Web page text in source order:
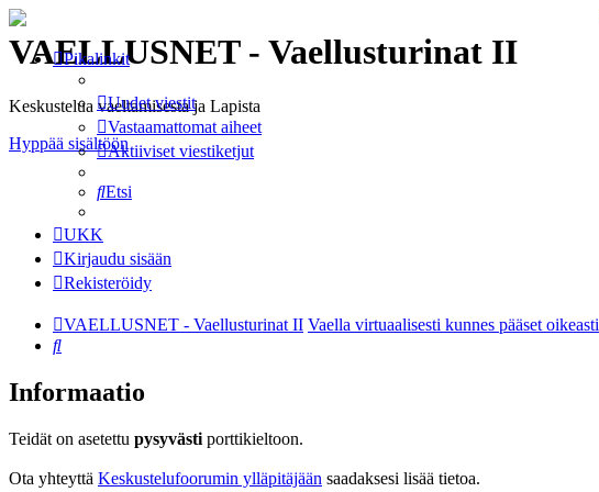
VAELLUSNET - Vaellusturinat II
Keskustelua vaeltamisesta ja Lapista
Hyppää sisältöön
Pikalinkit
Uudet viestit
Vastaamattomat aiheet
Aktiiviset viestiketjut
Etsi
UKK
Kirjaudu sisään
Rekisteröidy
VAELLUSNET - Vaellusturinat II Vaella virtuaalisesti kunnes pääset oikeasti
Etsi
Informaatio
Teidät on asetettu pysyvästi porttikieltoon.
Ota yhteyttä Keskustelufoorumin ylläpitäjään saadaksesi lisää tietoa.